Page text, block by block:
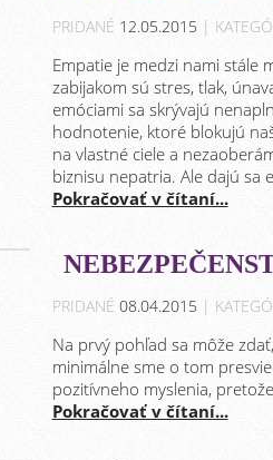
PRIDANÉ 12.05.2015 |
Empatie je medzi nami stále
zabijakom sú stres, tlak,
emóciami sa skrývajú
hodnotenie, ktoré blokujú
na vlastné ciele a
biznisu nepatria. Ale dajú sa
Pokračovať v čítaní...
PRIDANÉ 08.04.2015 |
Na prvý pohľad sa môže
minimálne sme o tom
pozitívneho myslenia,
Pokračovať v čítaní...